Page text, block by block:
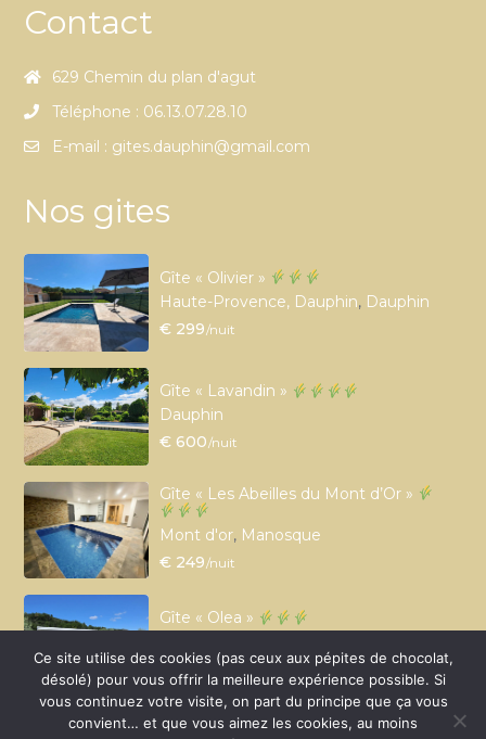
Contact
629 Chemin du plan d'agut
Téléphone : 06.13.07.28.10
E-mail : gites.dauphin@gmail.com
Nos gites
Gîte « Olivier »
Haute-Provence, Dauphin, Dauphin
€ 299/nuit
Gîte « Lavandin »
Dauphin
€ 600/nuit
Gîte « Les Abeilles du Mont d’Or »
Mont d'or, Manosque
€ 249/nuit
Gîte « Olea »
€ 150 /nuit
Ce site utilise des cookies (pas ceux aux pépites de chocolat,
désolé) pour vous offrir la meilleure expérience possible. Si
vous continuez votre visite, on part du principe que ça vous
convient… et que vous aimez les cookies, au moins